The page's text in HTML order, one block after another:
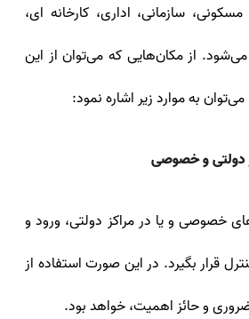
سازمانی، اداری، کارخانه‌ ای،
از مکان‌هایی که می‌توان از این
به موارد زیر اشاره نمود:
دولتی و خصوصی
خصوصی و یا در مراکز دولتی، ورود و
قرار بگیرد. در این صورت استفاده از
و حائز اهمیت، خواهد بود.